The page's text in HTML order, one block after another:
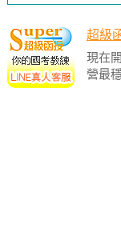
超級
現在
營最